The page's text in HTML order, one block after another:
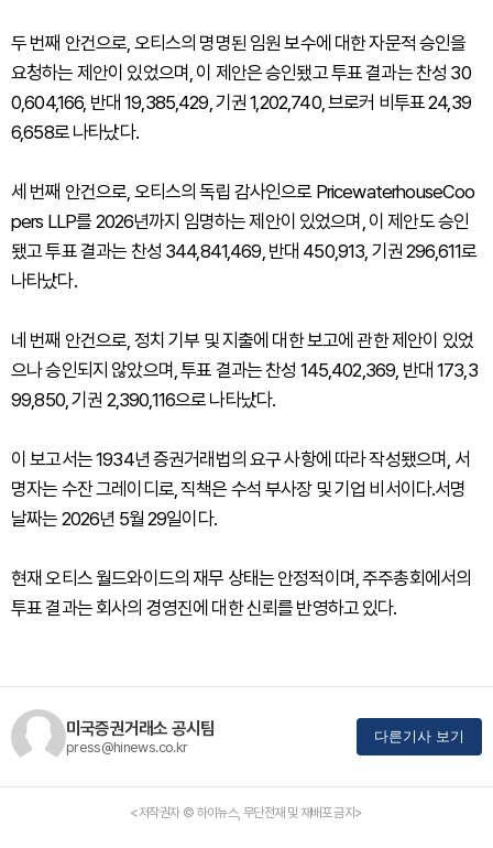
두 번째 안건으로, 오티스의 명명된 임원 보수에 대한 자문적 승인을
요청하는 제안이 있었으며, 이 제안은 승인됐고 투표 결과는 찬성 30
0,604,166, 반대 19,385,429, 기권 1,202,740, 브로커 비투표 24,39
6,658로 나타났다.
세 번째 안건으로, 오티스의 독립 감사인으로 PricewaterhouseCoo
pers LLP를 2026년까지 임명하는 제안이 있었으며, 이 제안도 승인
됐고 투표 결과는 찬성 344,841,469, 반대 450,913, 기권 296,611로
나타났다.
네 번째 안건으로, 정치 기부 및 지출에 대한 보고에 관한 제안이 있었
으나 승인되지 않았으며, 투표 결과는 찬성 145,402,369, 반대 173,3
99,850, 기권 2,390,116으로 나타났다.
이 보고서는 1934년 증권거래법의 요구 사항에 따라 작성됐으며, 서
명자는 수잔 그레이디로, 직책은 수석 부사장 및 기업 비서이다.서명
날짜는 2026년 5월 29일이다.
현재 오티스 월드와이드의 재무 상태는 안정적이며, 주주총회에서의
투표 결과는 회사의 경영진에 대한 신뢰를 반영하고 있다.
미국증권거래소 공시팀
press@hinews.co.kr
다른기사 보기
<저작권자 © 하이뉴스, 무단전재 및 재배포 금지>